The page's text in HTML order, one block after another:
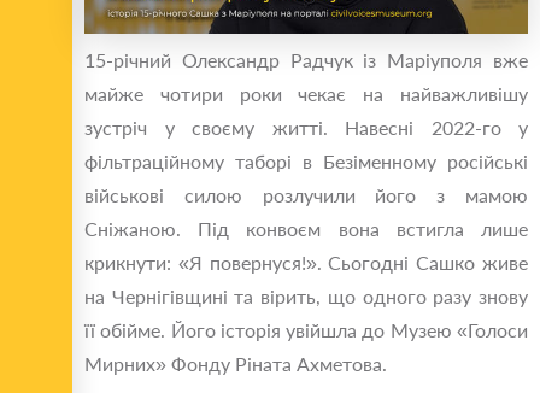
15-річний Олександр Радчук із Маріуполя вже
майже чотири роки чекає на найважливішу
зустріч у своєму житті. Навесні 2022-го у
фільтраційному таборі в Безіменному російські
військові силою розлучили його з мамою
Сніжаною. Під конвоєм вона встигла лише
крикнути: «Я повернуся!». Сьогодні Сашко живе
на Чернігівщині та вірить, що одного разу знову
її обійме. Його історія увійшла до Музею «Голоси
Мирних» Фонду Ріната Ахметова.